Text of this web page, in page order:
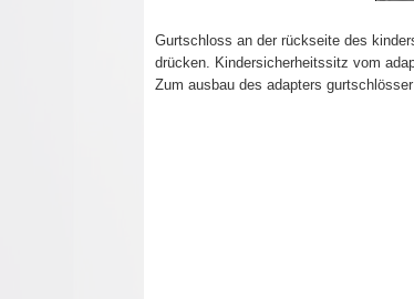
Gurtschloss an der rückseite des
drücken. Kindersicherheitssitz vom
Zum ausbau des adapters